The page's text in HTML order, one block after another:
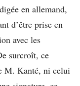
en allemand,
d’être prise en
avec les
surcroît, ce
M. Kanté, ni celui